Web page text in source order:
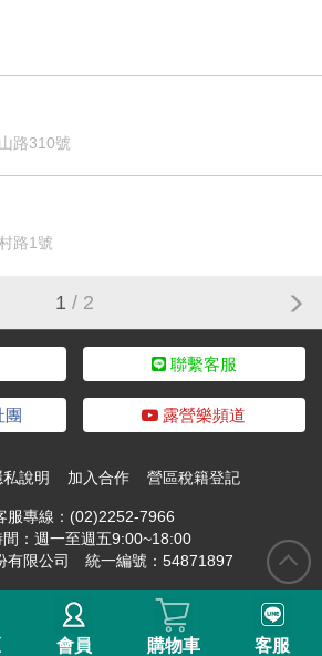
路310號
路1號
1 / 2
聯繫客服
團 露營樂頻道
私說明 加入合作 營區稅籍登記
專線： (02)2252-7966
間：週一至週五9:00~18:00
有限公司 統一編號：54871897
會員 購物車 客服